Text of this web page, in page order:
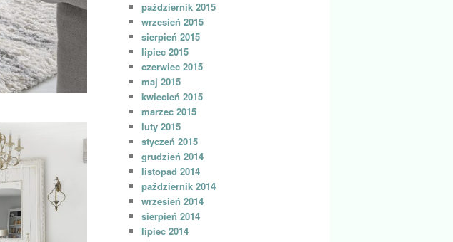
październik 2015
wrzesień 2015
sierpień 2015
lipiec 2015
czerwiec 2015
maj 2015
kwiecień 2015
marzec 2015
luty 2015
styczeń 2015
grudzień 2014
listopad 2014
październik 2014
wrzesień 2014
sierpień 2014
lipiec 2014